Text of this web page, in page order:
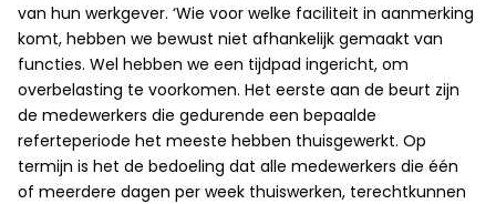
van hun werkgever. ‘Wie voor welke faciliteit in aanmerking
komt, hebben we bewust niet afhankelijk gemaakt van
functies. Wel hebben we een tijdpad ingericht, om
overbelasting te voorkomen. Het eerste aan de beurt zijn
de medewerkers die gedurende een bepaalde
referteperiode het meeste hebben thuisgewerkt. Op
termijn is het de bedoeling dat alle medewerkers die één
of meerdere dagen per week thuiswerken, terechtkunnen